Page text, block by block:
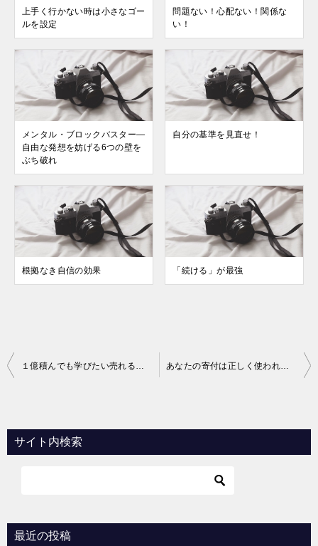
上手く行かない時は小さなゴー
ルを設定
問題ない！心配ない！関係な
い！
メンタル・ブロックバスター―
自由な発想を妨げる6つの壁を
ぶち破れ
自分の基準を見直せ！
根拠なき自信の効果 「続ける」が最強
投
ビ
ゲ
ョ
１億積んでも学びたい売れる仕掛け あなたの寄付は正しく使われていますか？
サイト内検索
最近の投稿